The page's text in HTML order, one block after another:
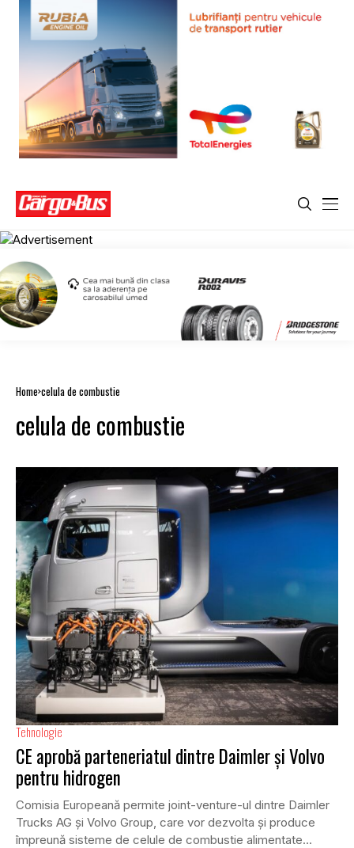
Home celula de combustie
celula de combustie
Tehnologie
CE aprobă parteneriatul dintre Daimler și Volvo
pentru hidrogen
Comisia Europeană permite joint-venture-ul dintre Daimler
Trucks AG și Volvo Group, care vor dezvolta și produce
împreună sisteme de celule de combustie alimentate...